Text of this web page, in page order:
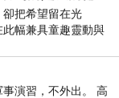
把希望留在光
幅兼具童趣靈動與
羽翼般色塊包覆著
演習，不外出。 高